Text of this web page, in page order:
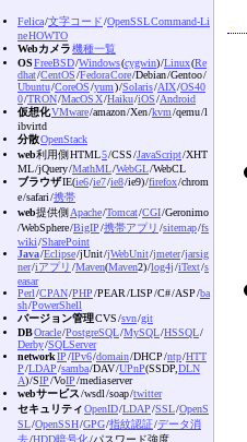
Felica/文字コード/OpenSSL Command-Li
ne HOWTO
Webカメラ機種一覧
OSFreeBSD/Windows(cygwin) /Linux(Re
dhat/CentOS/Fedora Core/Debian /Gentoo /
Ubuntu/CoreOS/yum) /Solaris/AIX/OS40
0/TRON/MacOS X/Haiku/iOS/Android
仮想化VMware/amazon /Xen /kvm/qemu /l
ibvirtd
分散OpenStack
web利用側 HTML5/CSS /JavaScript/XHT
ML /jQuery /MathML/WebGL/WebCL
ブラウザIE(ie6/ie7/ie8/ie9) /firefox/chrom
e /safari /携帯
web提供側 Apache/Tomcat/CGI/Geronimo
/WebSphere /BigIP/携帯アプリ /sitemap/fs
wiki/SharePoint
Java/Eclipse/jUnit /jWebUnit/jmeter/jarsig
ner/iアプリ /Maven(Maven2) /log4j/iText/s
easar
Perl/CPAN/PHP/PEAR /LISP /C# /ASP /ba
sh/PowerShell
バージョン管理CVS /svn/git
DBOracle/PostgreSQL/MySQL/HSSQL/
Derby/SQLServer
networkIP/IPv6/domain/DHCP /ntp/HTT
P/LDAP/samba/DAV /UPnP(SSDP, DLN
A) /SIP/VoIP/media server
webサービス/wsdl /soap /twitter
セキュリティOpenID/LDAP/SSL/OpenS
SL/OpenSSH/GPG/指紋認証/データ消
去/HDD暗号化/パスワード強度